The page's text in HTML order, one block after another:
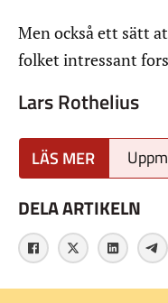
Men också ett sätt
folket intressant
Lars Rothelius
DELA ARTIKELN